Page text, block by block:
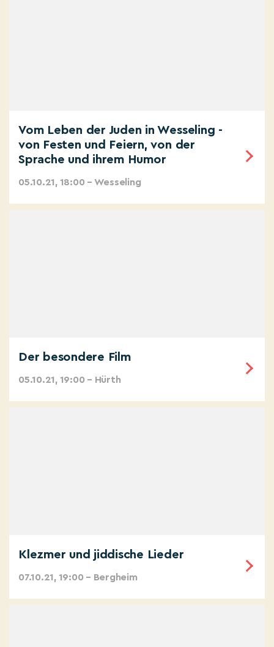
Vom Leben der Juden in Wesseling -
von Festen und Feiern, von der
Sprache und ihrem Humor
05.10.21, 18:00 – Wesseling
Der besondere Film
05.10.21, 19:00 – Hürth
Klezmer und jiddische Lieder
07.10.21, 19:00 – Bergheim